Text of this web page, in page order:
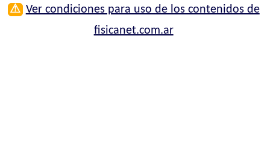
⚠ Ver condiciones para uso de los contenidos de
fisicanet.com.ar